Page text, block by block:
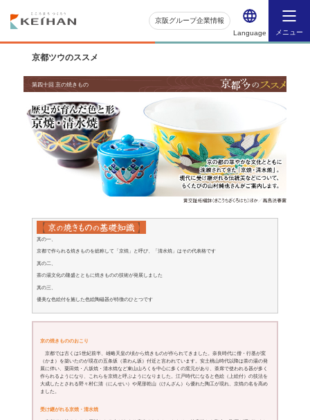
Language メニュー
京阪グループ企業情報
京都ツウのススメ
第四十回 京の焼きもの
其の一、